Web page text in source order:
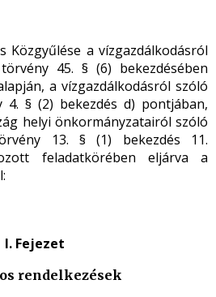
Közgyűlése a vízgazdálkodásról
45. § (6) bekezdésében
a vízgazdálkodásról szóló
4. § (2) bekezdés d) pontjában,
helyi önkormányzatairól szóló
13. § (1) bekezdés 11.
feladatkörében eljárva a
I. Fejezet
rendelkezések